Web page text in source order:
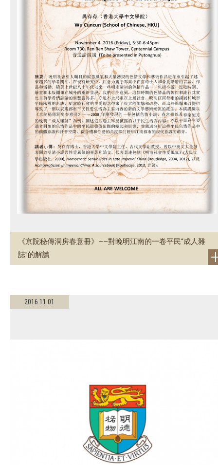
《京院秘傳洞房春意冊》——對晚明江南的一卷平民“成人雜
誌”的解讀
2016.11.01